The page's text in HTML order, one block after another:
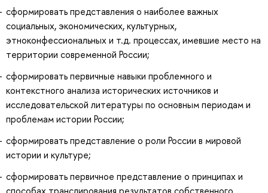
сформировать представления о наиболее важных
социальных, экономических, культурных,
этноконфессиональных и т.д. процессах, имевшие место на
территории современной России;
сформировать первичные навыки проблемного и
контекстного анализа исторических источников и
исследовательской литературы по основным периодам и
проблемам истории России;
сформировать представление о роли России в мировой
истории и культуре;
сформировать первичное представление о принципах и